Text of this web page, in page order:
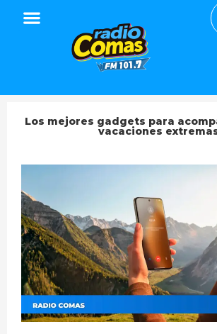
Los mejores gadgets para
vacaciones